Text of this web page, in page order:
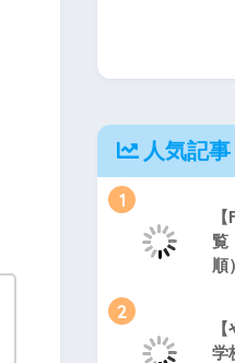
人気記事
1
覧
順）
2
学